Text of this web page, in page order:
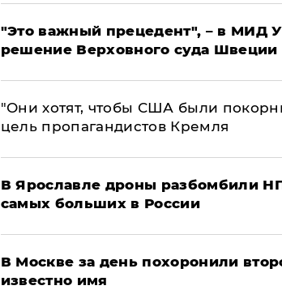
"Это важный прецедент", – в МИД
решение Верховного суда Швеции
"Они хотят, чтобы США были
цель пропагандистов Кремля
В Ярославле дроны разбомбили
самых больших в России
В Москве за день похоронили
известно имя